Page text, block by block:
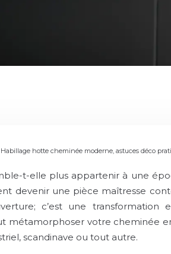
hotte cheminée moderne, astuces déco
t-elle plus appartenir à une
devenir une pièce maîtresse
c’est une
métamorphoser votre cheminée
scandinave ou tout autre.